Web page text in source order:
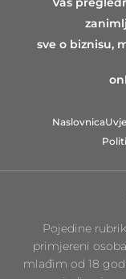
sve o biznisu,
Naslovnica
Pojedine
primjereni
mlađim od 18